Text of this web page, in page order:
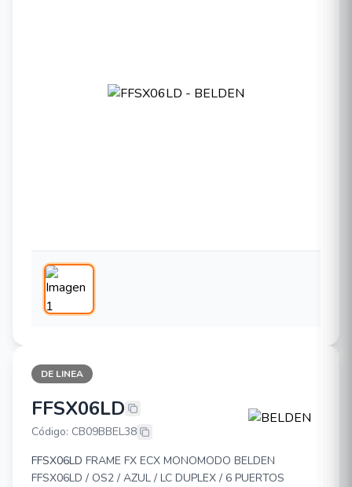
DE LINEA
BELDEN FFSX06LD
FFSX06LD
Código: CB09BBEL38
FFSX06LD FRAME FX ECX MONOMODO BELDEN
FFSX06LD / OS2 / AZUL / LC DUPLEX / 6 PUERTOS